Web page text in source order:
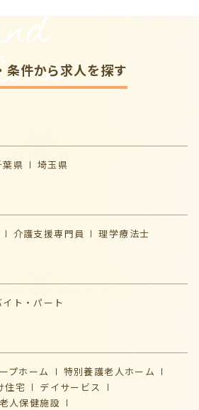
条件から求人を探す
葉県 埼玉県
介護支援専門員 理学療法士
ト・パート
プホーム
特別養護老人ホーム
住宅
デイサービス
⼈保健施設